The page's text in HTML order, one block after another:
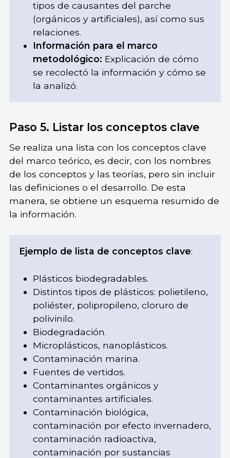
tipos de causantes del parche
(orgánicos y artificiales), así como sus
relaciones.
Información para el marco
metodológico: Explicación de cómo
se recolectó la información y cómo se
la analizó.
Paso 5. Listar los conceptos clave
Se realiza una lista con los conceptos clave
del marco teórico, es decir, con los nombres
de los conceptos y las teorías, pero sin incluir
las definiciones o el desarrollo. De esta
manera, se obtiene un esquema resumido de
la información.
Ejemplo de lista de conceptos clave:
Plásticos biodegradables.
Distintos tipos de plásticos: polietileno,
poliéster, polipropileno, cloruro de
polivinilo.
Biodegradación.
Microplásticos, nanoplásticos.
Contaminación marina.
Fuentes de vertidos.
Contaminantes orgánicos y
contaminantes artificiales.
Contaminación biológica,
contaminación por efecto invernadero,
contaminación radioactiva,
contaminación por sustancias